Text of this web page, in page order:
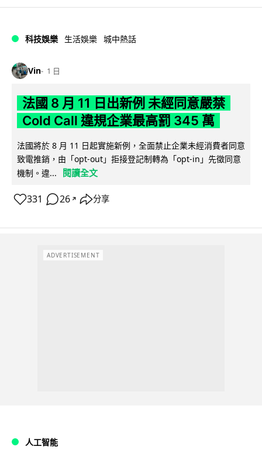
科技娛樂 生活娛樂 城中熱話
Vin 1 日
法國 8 月 11 日出新例 未經同意嚴禁
Cold Call 違規企業最高罰 345 萬
法國將於 8 月 11 日起實施新例，全面禁止企業未經消費者同意
致電推銷，由「opt-out」拒接登記制轉為「opt-in」先徵同意
機制。違...
閱讀全文
331 26 ↗ 分享
ADVERTISEMENT
人工智能